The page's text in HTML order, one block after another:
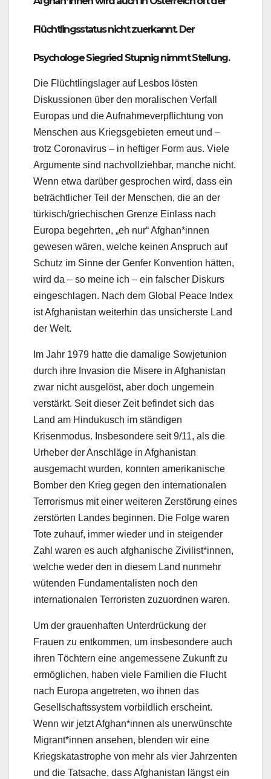
Flüchtlingsstatus nicht zuerkannt. Der
Psychologe Siegried Stupnig nimmt Stellung.
Die Flüchtlingslager auf Lesbos lösten
Diskussionen über den moralischen Verfall
Europas und die Aufnahmeverpflichtung von
Menschen aus Kriegsgebieten erneut und –
trotz Coronavirus – in heftiger Form aus. Viele
Argumente sind nachvollziehbar, manche nicht.
Wenn etwa darüber gesprochen wird, dass ein
beträchtlicher Teil der Menschen, die an der
türkisch/griechischen Grenze Einlass nach
Europa begehrten, „eh nur“ Afghan*innen
gewesen wären, welche keinen Anspruch auf
Schutz im Sinne der Genfer Konvention hätten,
wird da – so meine ich – ein falscher Diskurs
eingeschlagen. Nach dem Global Peace Index
ist Afghanistan weiterhin das unsicherste Land
der Welt.
Im Jahr 1979 hatte die damalige Sowjetunion
durch ihre Invasion die Misere in Afghanistan
zwar nicht ausgelöst, aber doch ungemein
verstärkt. Seit dieser Zeit befindet sich das
Land am Hindukusch im ständigen
Krisenmodus. Insbesondere seit 9/11, als die
Urheber der Anschläge in Afghanistan
ausgemacht wurden, konnten amerikanische
Bomber den Krieg gegen den internationalen
Terrorismus mit einer weiteren Zerstörung eines
zerstörten Landes beginnen. Die Folge waren
Tote zuhauf, immer wieder und in steigender
Zahl waren es auch afghanische Zivilist*innen,
welche weder den in diesem Land nunmehr
wütenden Fundamentalisten noch den
internationalen Terroristen zuzuordnen waren.
Um der grauenhaften Unterdrückung der
Frauen zu entkommen, um insbesondere auch
ihren Töchtern eine angemessene Zukunft zu
ermöglichen, haben viele Familien die Flucht
nach Europa angetreten, wo ihnen das
Gesellschaftssystem vorbildlich erscheint.
Wenn wir jetzt Afghan*innen als unerwünschte
Migrant*innen ansehen, blenden wir eine
Kriegskatastrophe von mehr als vier Jahrzenten
und die Tatsache, dass Afghanistan längst ein